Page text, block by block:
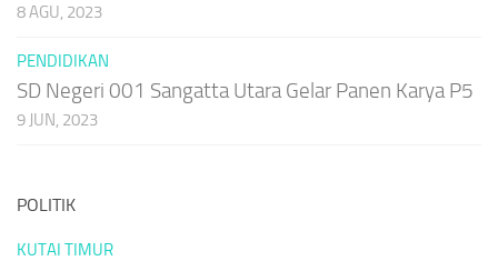
8 AGU, 2023
PENDIDIKAN
SD Negeri 001 Sangatta Utara Gelar Panen Karya P5
9 JUN, 2023
POLITIK
KUTAI TIMUR